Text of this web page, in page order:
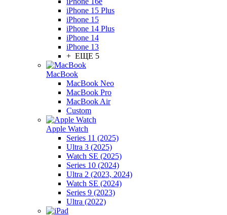
iPhone 15 Plus
iPhone 15
iPhone 14 Plus
iPhone 14
iPhone 13
+ ЕЩЕ 5
MacBook
MacBook Neo
MacBook Pro
MacBook Air
Custom
Apple Watch
Series 11 (2025)
Ultra 3 (2025)
Watch SE (2025)
Series 10 (2024)
Ultra 2 (2023, 2024)
Watch SE (2024)
Series 9 (2023)
Ultra (2022)